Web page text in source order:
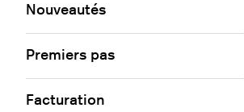
Nouveautés
Premiers pas
Facturation